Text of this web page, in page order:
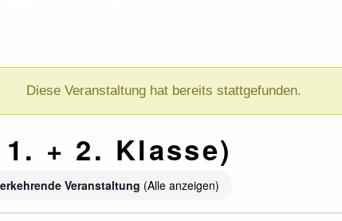
Diese Veranstaltung hat bereits stattgefunden.
+ 2. Klasse)
Veranstaltung (Alle anzeigen)